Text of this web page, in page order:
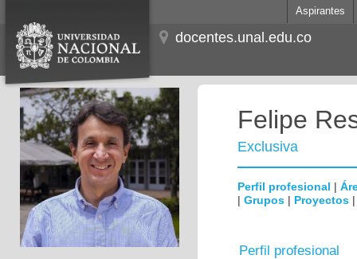
Aspirantes
docentes.unal.edu.co
Felipe
Exclusiva
Perfil profesional |
| Grupos | Proyectos
Perfil profesional